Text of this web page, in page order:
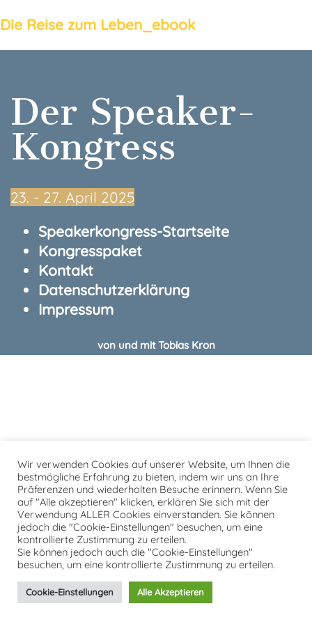
Die Reise zum Leben_ebook
Der Speaker-
Kongress
23.⁠ ⁠- 27. April 2025
Speakerkongress-Startseite
Kongresspaket
Kontakt
Datenschutzerklärung
Impressum
von und mit Tobias Kron
Wir verwenden Cookies auf unserer Website, um Ihnen die
bestmögliche Erfahrung zu bieten, indem wir uns an Ihre
Präferenzen und wiederholten Besuche erinnern. Wenn Sie
auf "Alle akzeptieren" klicken, erklären Sie sich mit der
Verwendung ALLER Cookies einverstanden. Sie können
jedoch die "Cookie-Einstellungen" besuchen, um eine
kontrollierte Zustimmung zu erteilen.
Sie können jedoch auch die "Cookie-Einstellungen"
besuchen, um eine kontrollierte Zustimmung zu erteilen.
Cookie-Einstellungen Alle Akzeptieren